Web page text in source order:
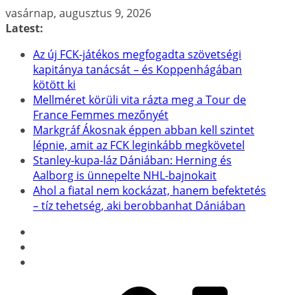
Skip
to
vasárnap, augusztus 9, 2026
Latest:
Az új FCK-játékos megfogadta szövetségi
kapitánya tanácsát – és Koppenhágában
kötött ki
Mellméret körüli vita rázta meg a Tour de
France Femmes mezőnyét
Markgráf Ákosnak éppen abban kell szintet
lépnie, amit az FCK leginkább megkövetel
Stanley-kupa-láz Dániában: Herning és
Aalborg is ünnepelte NHL-bajnokait
Ahol a fiatal nem kockázat, hanem befektetés
– tíz tehetség, aki berobbanhat Dániában